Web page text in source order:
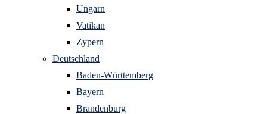
Ungarn
Vatikan
Zypern
Deutschland
Baden-Württemberg
Bayern
Brandenburg